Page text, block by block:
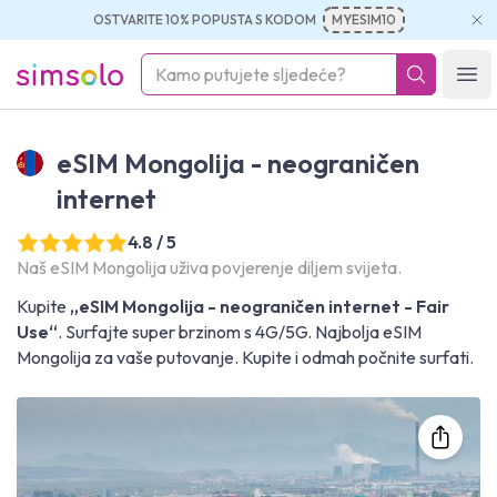
OSTVARITE 10% POPUSTA S KODOM MYESIM10
simsolo
eSIM Mongolija - neograničen
internet
4.8 / 5
Naš eSIM Mongolija uživa povjerenje diljem svijeta.
Kupite „eSIM Mongolija - neograničen internet - Fair
Use“. Surfajte super brzinom s 4G/5G. Najbolja eSIM
Mongolija za vaše putovanje. Kupite i odmah počnite surfati.